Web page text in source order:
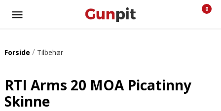
0
Forside / Tilbehør
RTI Arms 20 MOA Picatinny
Skinne